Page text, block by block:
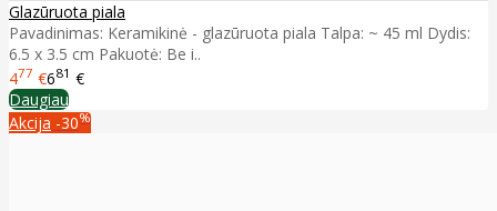
Glazūruota piala
Pavadinimas: Keramikinė - glazūruota piala Talpa: ~ 45 ml Dydis:
6.5 x 3.5 cm Pakuotė: Be i..
477 €681 €
Daugiau
Akcija -30%